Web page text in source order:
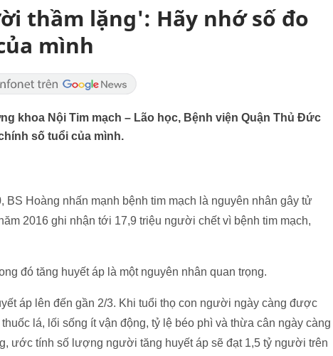
thầm lặng': Hãy nhớ số đo
mình
khoa Nội Tim mạch – Lão học, Bệnh viện Quận Thủ Đức
số tuổi của mình.
BS Hoàng nhấn mạnh bệnh tim mạch là nguyên nhân gây tử
2016 ghi nhận tới 17,9 triệu người chết vì bệnh tim mạch,
đó tăng huyết áp là một nguyên nhân quan trọng.
áp lên đến gần 2/3. Khi tuổi thọ con người ngày càng được
lá, lối sống ít vận động, tỷ lệ béo phì và thừa cân ngày càng
ước tính số lượng người tăng huyết áp sẽ đạt 1,5 tỷ người trên